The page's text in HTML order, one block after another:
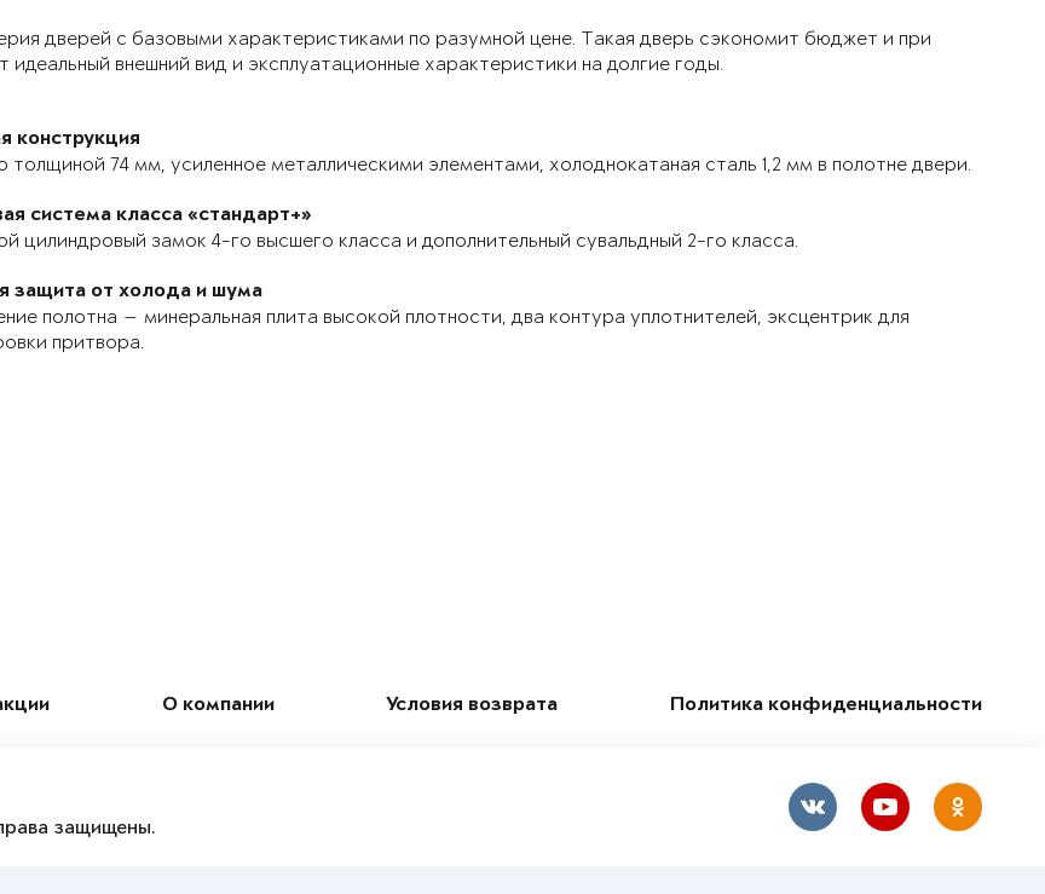
дверей с базовыми характеристиками по разумной цене. Такая дверь сэкономит бюджет и при
идеальный внешний вид и эксплуатационные характеристики на долгие годы.
конструкция
толщиной 74 мм, усиленное металлическими элементами, холоднокатаная сталь 1,2 мм в полотне двери.
система класса «стандарт+»
цилиндровый замок 4-го высшего класса и дополнительный сувальдный 2-го класса.
защита от холода и шума
полотна — минеральная плита высокой плотности, два контура уплотнителей, эксцентрик для
притвора.
О компании Условия возврата Политика конфиденциальности
защищены.